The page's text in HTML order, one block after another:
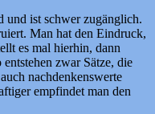
und ist schwer zugänglich.
Man hat den Eindruck,
es mal hierhin, dann
zwar Sätze, die
nachdenkenswerte
empfindet man den